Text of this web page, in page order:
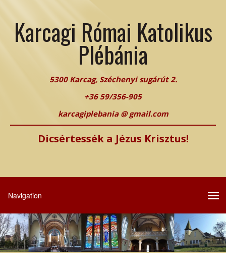
Karcagi Római Katolikus
Plébánia
5300 Karcag, Széchenyi sugárút 2.
+36 59/356-905
karcagiplebania @ gmail.com
Dicsértessék a Jézus Krisztus!